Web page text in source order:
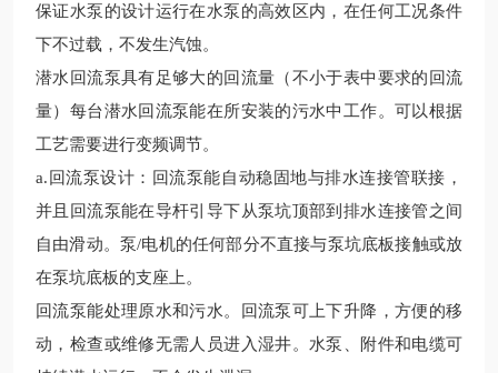
保证水泵的设计运行在水泵的高效区内，在任何工况条件
下不过载，不发生汽蚀。
潜水回流泵具有足够大的回流量（不小于表中要求的回流
量）每台潜水回流泵能在所安装的污水中工作。可以根据
工艺需要进行变频调节。
a. 回流泵设计： 回流泵能自动稳固地与排水连接管联接，
并且 回流泵能在导杆引导下从泵坑顶部到排水连接管之间
自由滑动。泵/电机的任何部分不直接与泵坑底板接触或放
在泵坑底板的支座上。
回流泵能处理原水和污水。 回流泵可上下升降，方便的移
动，检查或维修无需人员进入湿井。水泵、附件和电缆可